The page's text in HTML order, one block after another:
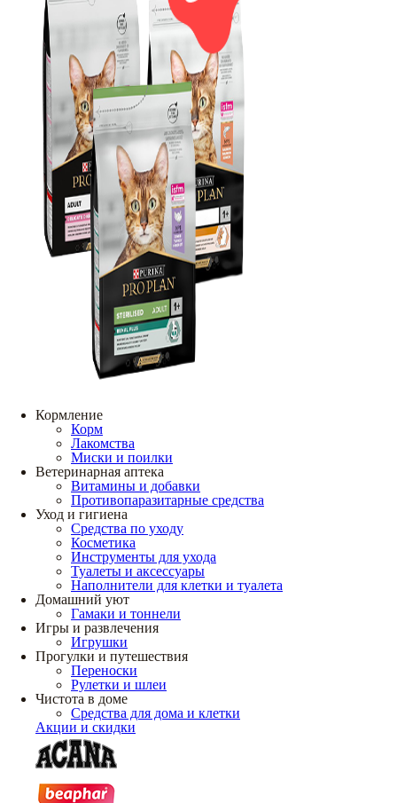
Кормление
Корм
Лакомства
Миски и поилки
Ветеринарная аптека
Витамины и добавки
Противопаразитарные средства
Уход и гигиена
Средства по уходу
Косметика
Инструменты для ухода
Туалеты и аксессуары
Наполнители для клетки и туалета
Домашний уют
Гамаки и тоннели
Игры и развлечения
Игрушки
Прогулки и путешествия
Переноски
Рулетки и шлеи
Чистота в доме
Средства для дома и клетки
Акции и скидки